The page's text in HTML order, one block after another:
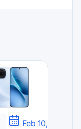
Feb 10,